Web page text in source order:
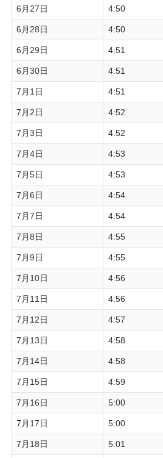
6月27日 4:50
6月28日 4:50
6月29日 4:51
6月30日 4:51
7月1日 4:51
7月2日 4:52
7月3日 4:52
7月4日 4:53
7月5日 4:53
7月6日 4:54
7月7日 4:54
7月8日 4:55
7月9日 4:55
7月10日 4:56
7月11日 4:56
7月12日 4:57
7月13日 4:58
7月14日 4:58
7月15日 4:59
7月16日 5:00
7月17日 5:00
7月18日 5:01